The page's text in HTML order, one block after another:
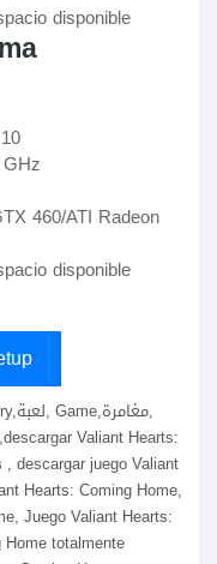
disponible
460/ATI Radeon
disponible
descargar juego Valiant
Hearts: Coming Home,
Juego Valiant Hearts:
totalmente